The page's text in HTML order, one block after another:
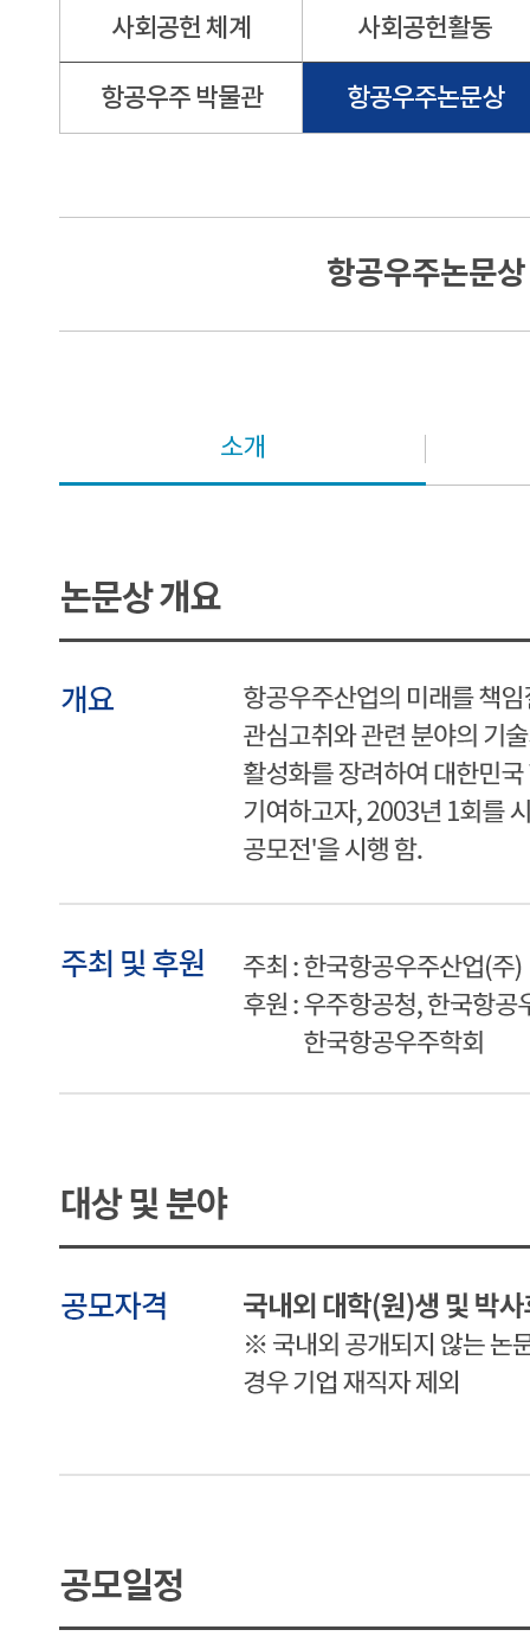
사회공헌 체계 사회공헌활동
항공우주 박물관 항공우주논문상
항공우주논문상
소개